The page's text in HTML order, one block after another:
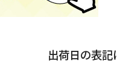
出荷日の表記